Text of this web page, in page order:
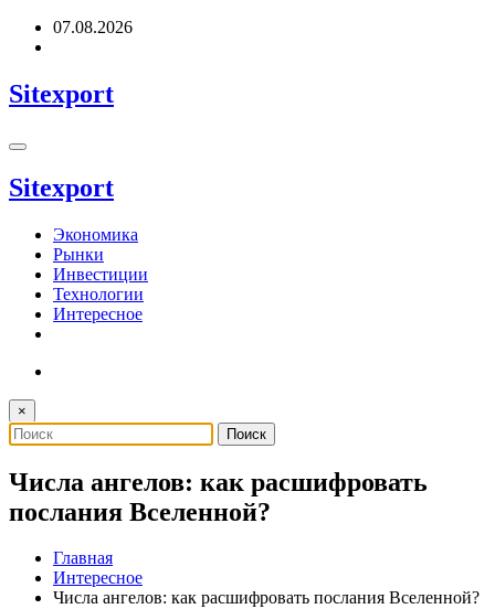
Перейти07.08.2026
Sitexport
Sitexport
Экономика
Рынки
Инвестиции
Технологии
Интересное
×
Числа ангелов: как расшифровать
послания Вселенной?
Главная
Интересное
Числа ангелов: как расшифровать послания Вселенной?